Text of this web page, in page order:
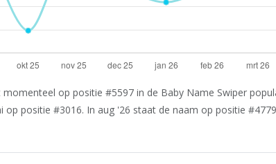
momenteel op positie #5597 in de Baby Name Swiper
op positie #3016. In aug '26 staat de naam op positie